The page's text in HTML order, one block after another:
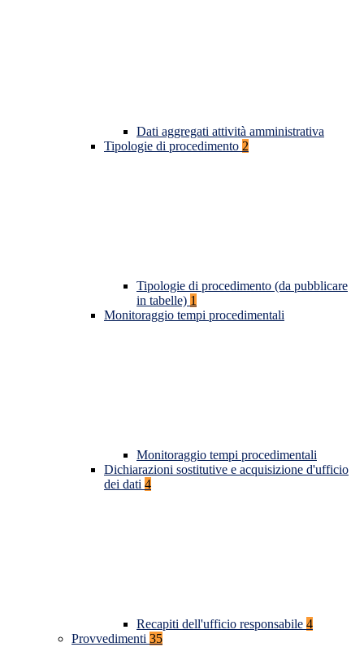
Dati aggregati attività amministrativa
Tipologie di procedimento 2
Tipologie di procedimento (da pubblicare
in tabelle) 1
Monitoraggio tempi procedimentali
Monitoraggio tempi procedimentali
Dichiarazioni sostitutive e acquisizione d'ufficio
dei dati 4
Recapiti dell'ufficio responsabile 4
Provvedimenti 35